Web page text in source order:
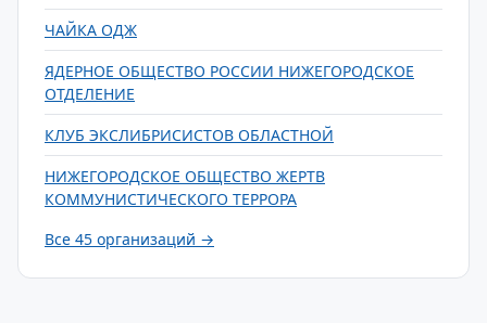
ЧАЙКА ОДЖ
ЯДЕРНОЕ ОБЩЕСТВО РОССИИ НИЖЕГОРОДСКОЕ
ОТДЕЛЕНИЕ
КЛУБ ЭКСЛИБРИСИСТОВ ОБЛАСТНОЙ
НИЖЕГОРОДСКОЕ ОБЩЕСТВО ЖЕРТВ
КОММУНИСТИЧЕСКОГО ТЕРРОРА
Все 45 организаций →